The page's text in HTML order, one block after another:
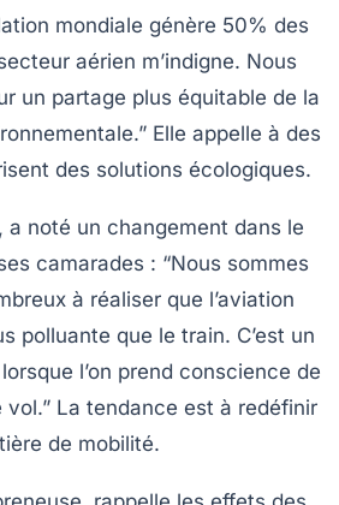
mondiale génère 50% des
aérien m’indigne. Nous
un partage plus équitable de la
Elle appelle à des
des solutions écologiques.
a noté un changement dans le
camarades : “Nous sommes
à réaliser que l’aviation
polluante que le train. C’est un
l’on prend conscience de
vol.” La tendance est à redéfinir
de mobilité.